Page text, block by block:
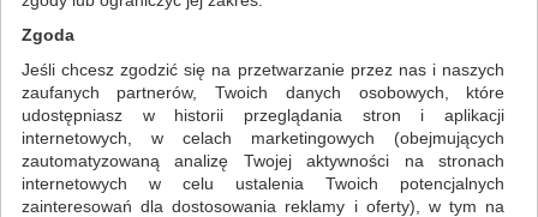
Zakres cenowy
MIN:
MAX:
ODZNACZ
Zgoda
Jeśli chcesz zgodzić się na przetwarzanie przez nas i naszych
zaufanych partnerów, Twoich danych osobowych, które
udostępniasz w historii przeglądania stron i aplikacji
internetowych, w celach marketingowych (obejmujących
zautomatyzowaną analizę Twojej aktywności na stronach
internetowych w celu ustalenia Twoich potencjalnych
zainteresowań dla dostosowania reklamy i oferty), w tym na